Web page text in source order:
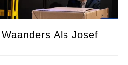
Als Josef